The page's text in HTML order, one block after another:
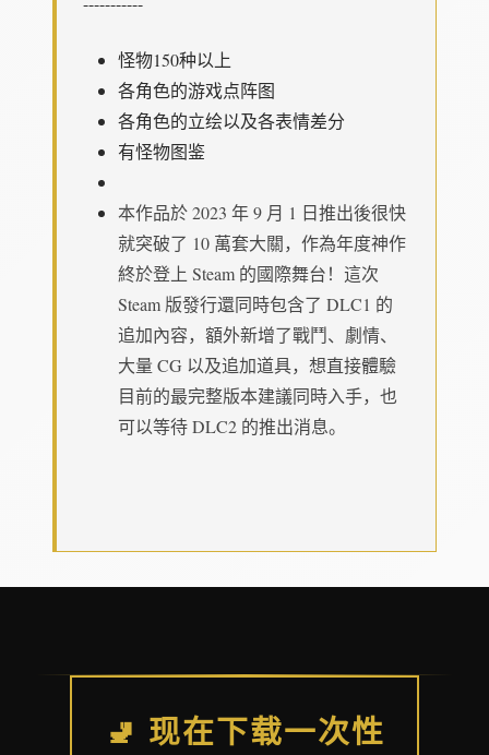
怪物150种以上
各角色的游戏点阵图
各角色的立绘以及各表情差分
有怪物图鉴
本作品於 2023 年 9 月 1 日推出後很快
就突破了 10 萬套大關，作為年度神作
終於登上 Steam 的國際舞台！這次
Steam 版發行還同時包含了 DLC1 的
追加內容，額外新增了戰鬥、劇情、
大量 CG 以及追加道具，想直接體驗
目前的最完整版本建議同時入手，也
可以等待 DLC2 的推出消息。
🚽 现在下载一次性